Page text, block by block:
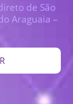
de São
Araguaia –